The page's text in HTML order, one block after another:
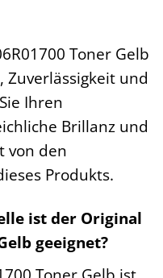
Toner Gelb
Zuverlässigkeit und
Ihren
Brillanz und
von den
Produkts.
ist der Original
geeignet?